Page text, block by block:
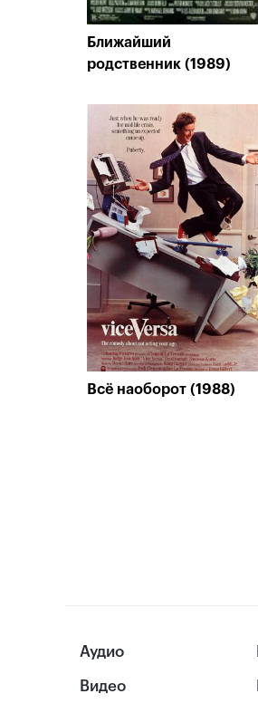
Ближайший
родственник (1989)
Всё наоборот (1988)
Аудио
Видео